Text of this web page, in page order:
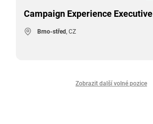
Campaign Experience Executive
Brno-střed, CZ
Zobrazit další volné pozice